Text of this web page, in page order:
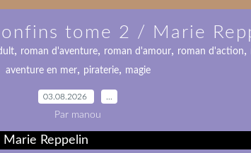
tome 2 / Marie
, roman d'aventure, roman d'amour, roman d'action,
aventure en mer, piraterie, magie
03.08.2026
Par manou